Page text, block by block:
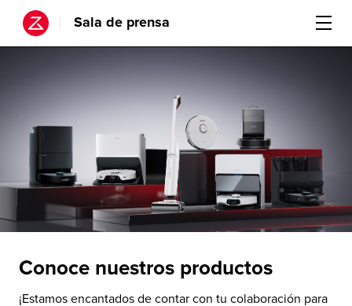
Sala de prensa
Conoce nuestros productos
¡Estamos encantados de contar con tu colaboración para